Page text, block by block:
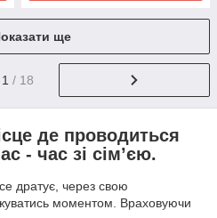
ще
1 / 18
де проводиться
- час зі сім’єю.
дратує, через свою
моментом. Враховуючи